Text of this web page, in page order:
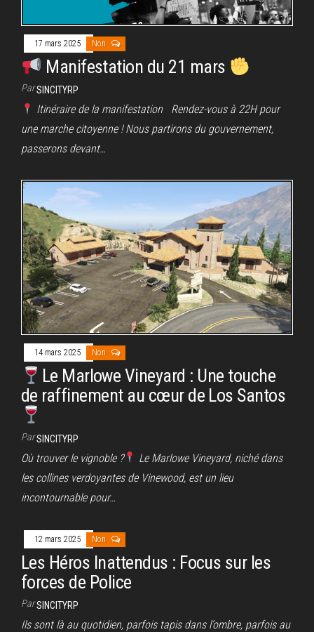
17 mars 2025 Non
Manifestation du 21 mars
ParSINCITYRP
Itinéraire de la manifestation Rendez-vous à 22H pour
une marche citoyenne ! Nous partirons du gouvernement,
passerons devant…
14 mars 2025 Non
Le Marlowe Vineyard : Une touche
de raffinement au cœur de Los Santos
ParSINCITYRP
Où trouver le vignoble ?
Le Marlowe Vineyard, niché dans
les collines verdoyantes de Vinewood, est un lieu
incontournable pour…
12 mars 2025 Non
Les Héros Inattendus : Focus sur les
forces de Police
ParSINCITYRP
Ils sont là au quotidien, parfois tapis dans l’ombre, parfois au